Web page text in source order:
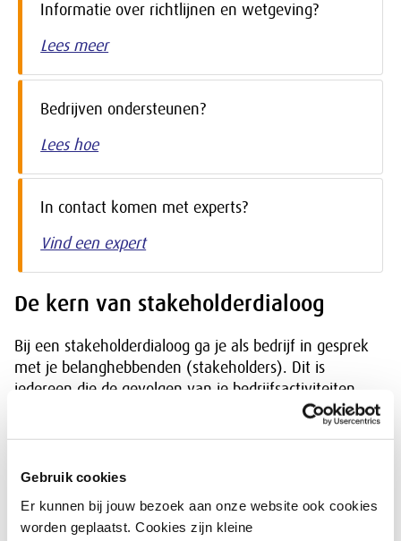
Gebruik cookies
Er kunnen bij jouw bezoek aan onze website ook cookies
worden geplaatst. Cookies zijn kleine
Informatie over richtlijnen en wetgeving?
Lees meer
Bedrijven ondersteunen?
Lees hoe
In contact komen met experts?
Vind een expert
De kern van stakeholderdialoog
Bij een stakeholderdialoog ga je als bedrijf in gesprek
met je belanghebbenden (stakeholders). Dit is
iedereen die de gevolgen van je bedrijfsactiviteiten
(kan) ondervinden. Het doel is om inzichten uit te
wisselen, wederzijdse belangen te inventariseren,
relatie te versterken. De inzichten uit de dialoog
je bedrijfsvoering.